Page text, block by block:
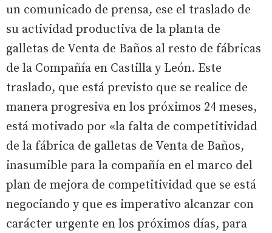
un comunicado de prensa, ese el traslado de
su actividad productiva de la planta de
galletas de Venta de Baños al resto de fábricas
de la Compañía en Castilla y León. Este
traslado, que está previsto que se realice de
manera progresiva en los próximos 24 meses,
está motivado por «la falta de competitividad
de la fábrica de galletas de Venta de Baños,
inasumible para la compañía en el marco del
plan de mejora de competitividad que se está
negociando y que es imperativo alcanzar con
carácter urgente en los próximos días, para